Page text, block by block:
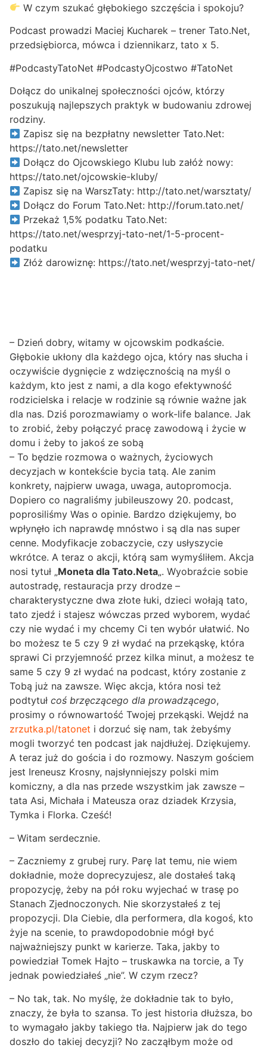
W czym szukać głębokiego szczęścia i spokoju?
Podcast prowadzi Maciej Kucharek – trener Tato.Net,
przedsiębiorca, mówca i dziennikarz, tato x 5.
#PodcastyTatoNet #PodcastyOjcostwo #TatoNet
Dołącz do unikalnej społeczności ojców, którzy
poszukują najlepszych praktyk w budowaniu zdrowej
rodziny.
Zapisz się na bezpłatny newsletter Tato.Net:
https://tato.net/newsletter
Dołącz do Ojcowskiego Klubu lub załóż nowy:
https://tato.net/ojcowskie-kluby/
Zapisz się na WarszTaty: http://tato.net/warsztaty/
Dołącz do Forum Tato.Net: http://forum.tato.net/
Przekaż 1,5% podatku Tato.Net:
https://tato.net/wesprzyj-tato-net/1-5-procent-
podatku
Złóż darowiznę: https://tato.net/wesprzyj-tato-net/
– Dzień dobry, witamy w ojcowskim podkaście.
Głębokie ukłony dla każdego ojca, który nas słucha i
oczywiście dygnięcie z wdzięcznością na myśl o
każdym, kto jest z nami, a dla kogo efektywność
rodzicielska i relacje w rodzinie są równie ważne jak
dla nas. Dziś porozmawiamy o work-life balance. Jak
to zrobić, żeby połączyć pracę zawodową i życie w
domu i żeby to jakoś ze sobą
– To będzie rozmowa o ważnych, życiowych
decyzjach w kontekście bycia tatą. Ale zanim
konkrety, najpierw uwaga, uwaga, autopromocja.
Dopiero co nagraliśmy jubileuszowy 20. podcast,
poprosiliśmy Was o opinie. Bardzo dziękujemy, bo
wpłynęło ich naprawdę mnóstwo i są dla nas super
cenne. Modyfikacje zobaczycie, czy usłyszycie
wkrótce. A teraz o akcji, którą sam wymyśliłem. Akcja
nosi tytuł „Moneta dla Tato.Neta„. Wyobraźcie sobie
autostradę, restauracja przy drodze –
charakterystyczne dwa złote łuki, dzieci wołają tato,
tato zjedź i stajesz wówczas przed wyborem, wydać
czy nie wydać i my chcemy Ci ten wybór ułatwić. No
bo możesz te 5 czy 9 zł wydać na przekąskę, która
sprawi Ci przyjemność przez kilka minut, a możesz te
same 5 czy 9 zł wydać na podcast, który zostanie z
Tobą już na zawsze. Więc akcja, która nosi też
podtytuł coś brzęczącego dla prowadzącego,
prosimy o równowartość Twojej przekąski. Wejdź na
zrzutka.pl/tatonet i dorzuć się nam, tak żebyśmy
mogli tworzyć ten podcast jak najdłużej. Dziękujemy.
A teraz już do gościa i do rozmowy. Naszym gościem
jest Ireneusz Krosny, najsłynniejszy polski mim
komiczny, a dla nas przede wszystkim jak zawsze –
tata Asi, Michała i Mateusza oraz dziadek Krzysia,
Tymka i Florka. Cześć!
– Witam serdecznie.
– Zaczniemy z grubej rury. Parę lat temu, nie wiem
dokładnie, może doprecyzujesz, ale dostałeś taką
propozycję, żeby na pół roku wyjechać w trasę po
Stanach Zjednoczonych. Nie skorzystałeś z tej
propozycji. Dla Ciebie, dla performera, dla kogoś, kto
żyje na scenie, to prawdopodobnie mógł być
najważniejszy punkt w karierze. Taka, jakby to
powiedział Tomek Hajto – truskawka na torcie, a Ty
jednak powiedziałeś „nie”. W czym rzecz?
– No tak, tak. No myślę, że dokładnie tak to było,
znaczy, że była to szansa. To jest historia dłuższa, bo
to wymagało jakby takiego tła. Najpierw jak do tego
doszło do takiej decyzji? No zacząłbym może od